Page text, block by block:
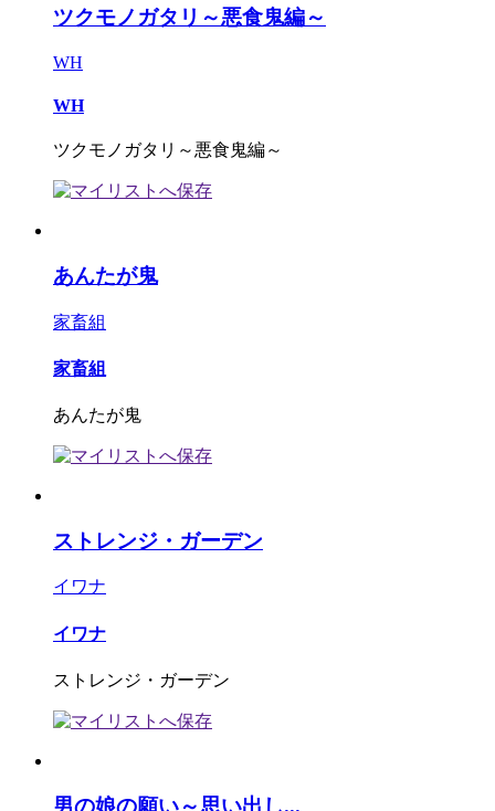
ツクモノガタリ～悪食鬼編～
WH
WH
ツクモノガタリ～悪食鬼編～
あんたが鬼
家畜組
家畜組
あんたが鬼
ストレンジ・ガーデン
イワナ
イワナ
ストレンジ・ガーデン
男の娘の願い～思い出し...